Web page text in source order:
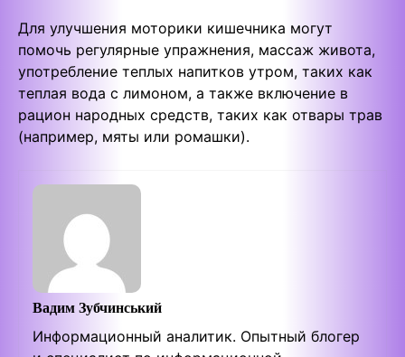
Для улучшения моторики кишечника могут
помочь регулярные упражнения, массаж живота,
употребление теплых напитков утром, таких как
теплая вода с лимоном, а также включение в
рацион народных средств, таких как отвары трав
(например, мяты или ромашки).
Вадим Зубчинський
Информационный аналитик. Опытный блогер